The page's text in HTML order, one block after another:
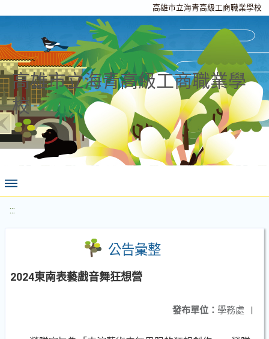
高雄市立海青高級工商職業學校
高雄市立海青高級工商職業學
校
:::
公告彙整
2024東南表藝戲音舞狂想營
發布單位： 學務處 |